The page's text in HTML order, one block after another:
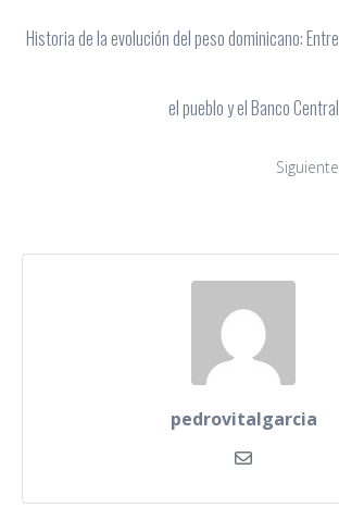
Historia de la evolución del peso dominicano: Entre
el pueblo y el Banco Central
Siguiente
pedrovitalgarcia